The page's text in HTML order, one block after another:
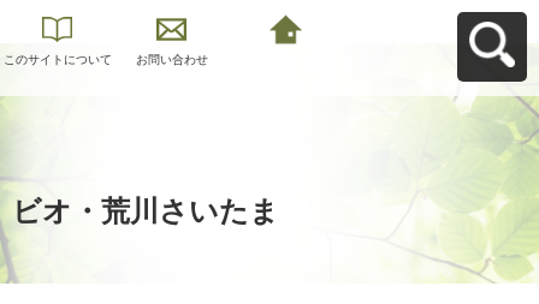
このサイトについて お問い合わせ
ビオ・荒川さいたま